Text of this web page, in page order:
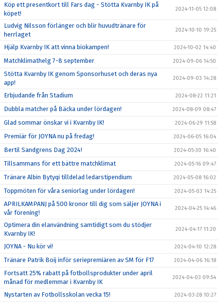
Köp ett presentkort till Fars dag - Stötta Kvarnby IK på
köpet!
2024-11-05 12:08
Ludvig Nilsson förlänger och blir huvudtränare för
herrlaget
2024-10-10 19:25
Hjälp Kvarnby IK att vinna biokampen! 2024-10-02 14:40
Matchklimathelg 7-8 september 2024-09-06 14:50
Stötta Kvarnby IK genom Sponsorhuset och deras nya
app!
2024-09-03 14:28
Erbjudande från Stadium 2024-08-22 11:21
Dubbla matcher på Bäcka under lördagen! 2024-08-09 08:47
Glad sommar önskar vi i Kvarnby IK! 2024-06-29 11:58
Premiär för JOYNA nu på fredag! 2024-06-05 16:04
Bertil Sandgrens Dag 2024! 2024-05-30 16:40
Tillsammans för ett bättre matchklimat 2024-05-16 09:47
Tränare Albin Bytyqi tilldelad ledarstipendium 2024-05-08 16:02
Toppmöten för våra seniorlag under lördagen! 2024-05-03 14:25
APRILKAMPANJ på 500 kronor till dig som säljer JOYNA i
vår förening!
2024-04-25 14:46
Optimera din elanvändning samtidigt som du stödjer
Kvarnby IK!
2024-04-17 11:20
JOYNA - Nu kör vi! 2024-04-10 12:28
Tränare Patrik Boij inför seriepremiären av SM för F17 2024-04-06 16:18
Fortsatt 25% rabatt på fotbollsprodukter under april
månad för medlemmar i Kvarnby IK
2024-04-03 09:54
Nystarten av Fotbollsskolan vecka 15! 2024-03-28 10:27